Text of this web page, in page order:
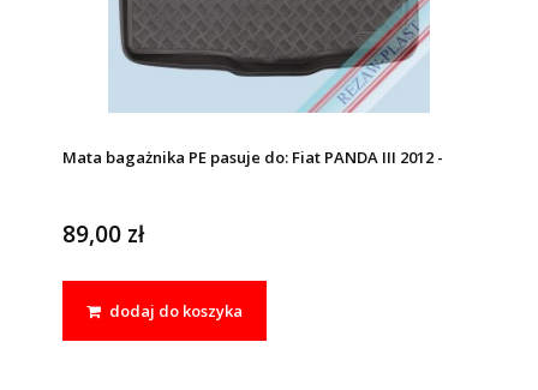
Mata bagażnika PE pasuje do: Fiat PANDA III 2012 -
89,00 zł
dodaj do koszyka